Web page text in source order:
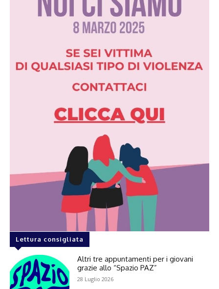
Lettura consigliata
Altri tre appuntamenti per i giovani
grazie allo “Spazio PAZ”
28 Luglio 2026